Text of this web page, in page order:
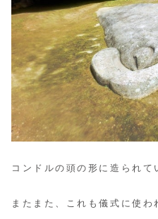
コンドルの頭の形に造られて
またまた、これも儀式に使わ